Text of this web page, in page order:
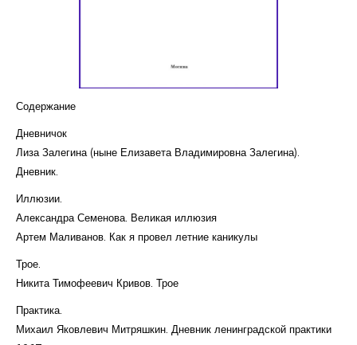
Творческий инкубатор
Содержание
Дневничок
Лиза Залегина (ныне Елизавета Владимировна Залегина).
Дневник.
Иллюзии.
Александра Семенова. Великая иллюзия
Артем Маливанов. Как я провел летние каникулы
Трое.
Никита Тимофеевич Кривов. Трое
Практика.
Михаил Яковлевич Митряшкин. Дневник ленинградской практики